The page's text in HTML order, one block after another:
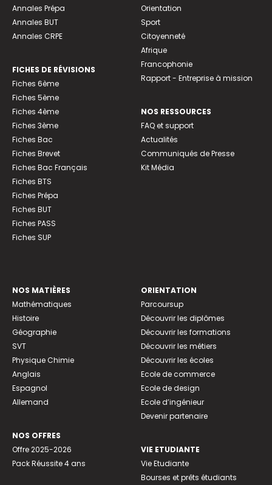
Annales Prépa
Annales BUT
Annales CRPE
FICHES DE RÉVISIONS
Fiches 6ème
Fiches 5ème
Fiches 4ème
Fiches 3ème
Fiches Bac
Fiches Brevet
Fiches Bac Français
Fiches BTS
Fiches Prépa
Fiches BUT
Fiches PASS
Fiches SUP
Orientation
Sport
Citoyenneté
Afrique
Francophonie
Rapport - Entreprise à mission
NOS RESSOURCES
FAQ et support
Actualités
Communiqués de Presse
Kit Média
NOS MATIÈRES
Mathématiques
Histoire
Géographie
SVT
Physique Chimie
Anglais
Espagnol
Allemand
NOS OFFRES
Offre 2025-2026
Pack Réussite 4 ans
ORIENTATION
Parcoursup
Découvrir les diplômes
Découvrir les formations
Découvrir les métiers
Découvrir les écoles
Ecole de commerce
Ecole de design
Ecole d’ingénieur
Devenir partenaire
VIE ETUDIANTE
Vie Etudiante
Bourses et prêts étudiants